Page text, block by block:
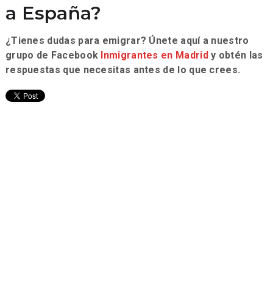
a España?
¿Tienes dudas para emigrar? Únete aquí a nuestro
grupo de Facebook Inmigrantes en Madrid y obtén las
respuestas que necesitas antes de lo que crees.